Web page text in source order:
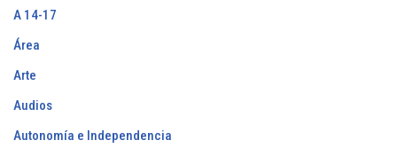
A 14-17
Área
Arte
Audios
Autonomía e Independencia